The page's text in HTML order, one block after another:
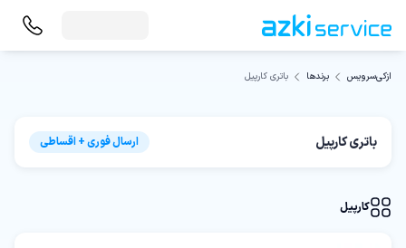
ازکی‌سرویس برندها باتری کارپیل
باتری کارپیل ارسال فوری + اقساطی
کارپیل